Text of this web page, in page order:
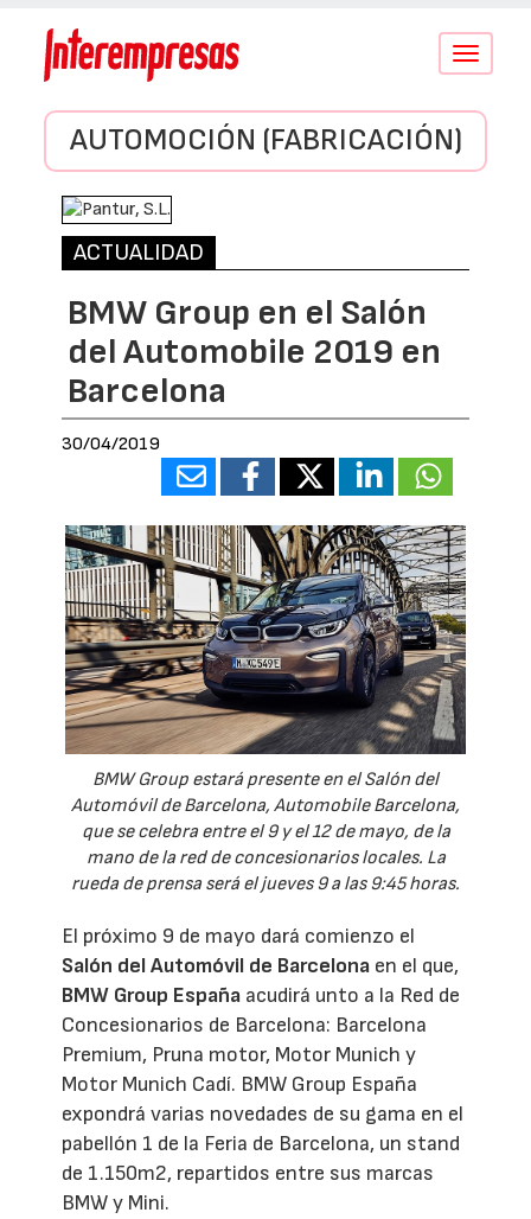
Conmutar
AUTOMOCIÓN (FABRICACIÓN)
ACTUALIDAD
BMW Group en el Salón
del Automobile 2019 en
Barcelona
30/04/2019
BMW Group estará presente en el Salón del
Automóvil de Barcelona, Automobile Barcelona,
que se celebra entre el 9 y el 12 de mayo, de la
mano de la red de concesionarios locales. La
rueda de prensa será el jueves 9 a las 9:45 horas.
El próximo 9 de mayo dará comienzo el
Salón del Automóvil de Barcelona en el que,
BMW Group España acudirá unto a la Red de
Concesionarios de Barcelona: Barcelona
Premium, Pruna motor, Motor Munich y
Motor Munich Cadí. BMW Group España
expondrá varias novedades de su gama en el
pabellón 1 de la Feria de Barcelona, un stand
de 1.150m2, repartidos entre sus marcas
BMW y Mini.